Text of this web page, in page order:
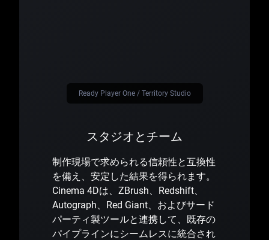
スタジオとチーム
制作現場で求められる信頼性と互換性
を備え、安定した結果を得られます。
Cinema 4Dは、ZBrush、Redshift、
Autograph、Red Giant、およびサード
パーティ製ツールと連携して、既存の
パイプラインにシームレスに統合され
Ready Player One / Territory Studio